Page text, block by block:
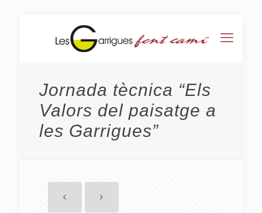
Jornada tècnica “Els
Valors del paisatge a
les Garrigues”